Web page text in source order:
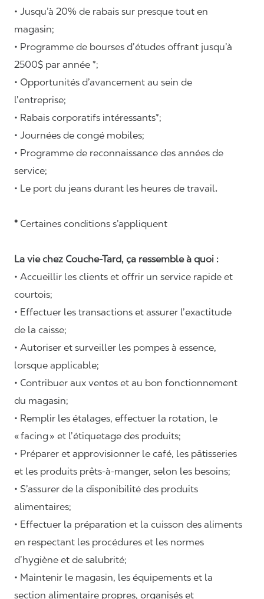
• Jusqu’à 20% de rabais sur presque tout en
magasin;
• Programme de bourses d’études offrant jusqu’à
2500$ par année *;
• Opportunités d’avancement au sein de
l’entreprise;
• Rabais corporatifs intéressants*;
• Journées de congé mobiles;
• Programme de reconnaissance des années de
service;
• Le port du jeans durant les heures de travail.
* Certaines conditions s’appliquent
La vie chez Couche-Tard, ça ressemble à quoi :
• Accueillir les clients et offrir un service rapide et
courtois;
• Effectuer les transactions et assurer l’exactitude
de la caisse;
• Autoriser et surveiller les pompes à essence,
lorsque applicable;
• Contribuer aux ventes et au bon fonctionnement
du magasin;
• Remplir les étalages, effectuer la rotation, le
«facing» et l’étiquetage des produits;
• Préparer et approvisionner le café, les pâtisseries
et les produits prêts-à-manger, selon les besoins;
• S’assurer de la disponibilité des produits
alimentaires;
• Effectuer la préparation et la cuisson des aliments
en respectant les procédures et les normes
d’hygiène et de salubrité;
• Maintenir le magasin, les équipements et la
section alimentaire propres, organisés et